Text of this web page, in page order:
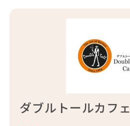
ダブルトールカフェ